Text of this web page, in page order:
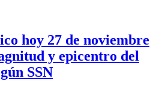
hoy 27 de noviembre
y epicentro del
SSN